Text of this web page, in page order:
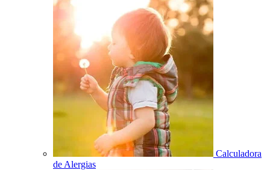
Calculadora
de Alergias